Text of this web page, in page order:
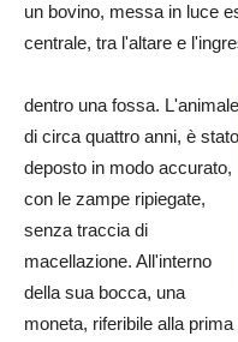
un bovino, messa in luce
centrale, tra l'altare e
dentro una fossa.
di circa quattro anni, è stato
deposto in modo accurato,
con le zampe ripiegate,
senza traccia di
macellazione. All'interno
della sua bocca, una
moneta, riferibile alla prima